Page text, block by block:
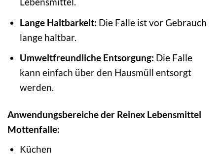
Lange Haltbarkeit: Die Falle ist vor Gebrauch
lange haltbar.
Umweltfreundliche Entsorgung: Die Falle
kann einfach über den Hausmüll entsorgt
werden.
Anwendungsbereiche der Reinex Lebensmittel
Mottenfalle:
Küchen